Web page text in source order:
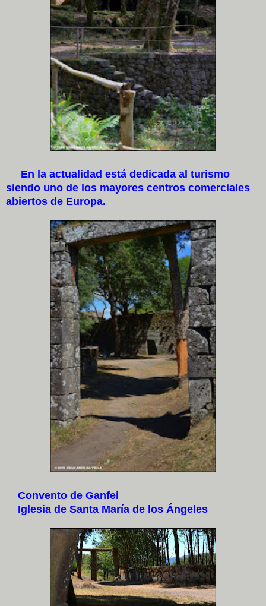
En la actualidad está dedicada al turismo
siendo uno de los mayores centros comerciales
abiertos de Europa.
Convento de Ganfei
Iglesia de Santa María de los Ángeles